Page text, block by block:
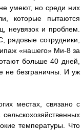
умеют, но среди них
которые пытаются
неувязок и проблем.
рядовые сотрудники,
«нашего» Ми-8 за
больше 40 дней,
не безграничны. И уж
местах, связано с
температуры. Что